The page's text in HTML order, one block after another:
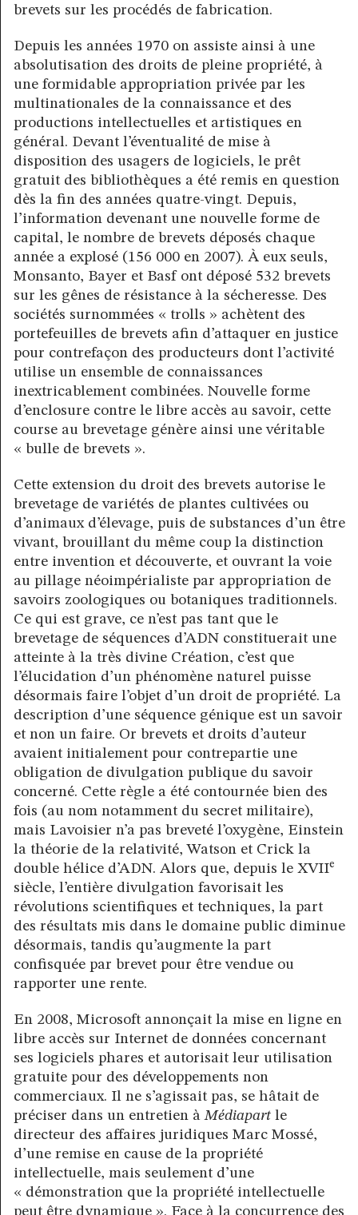
brevets sur les procédés de fabrication.
Depuis les années 1970 on assiste ainsi à une
absolutisation des droits de pleine propriété, à
une formidable appropriation privée par les
multinationales de la connaissance et des
productions intellectuelles et artistiques en
général. Devant l’éventualité de mise à
disposition des usagers de logiciels, le prêt
gratuit des bibliothèques a été remis en question
dès la fin des années quatre-vingt. Depuis,
l’information devenant une nouvelle forme de
capital, le nombre de brevets déposés chaque
année a explosé (156 000 en 2007). À eux seuls,
Monsanto, Bayer et Basf ont déposé 532 brevets
sur les gênes de résistance à la sécheresse. Des
sociétés surnommées « trolls » achètent des
portefeuilles de brevets afin d’attaquer en justice
pour contrefaçon des producteurs dont l’activité
utilise un ensemble de connaissances
inextricablement combinées. Nouvelle forme
d’enclosure contre le libre accès au savoir, cette
course au brevetage génère ainsi une véritable
« bulle de brevets ».
Cette extension du droit des brevets autorise le
brevetage de variétés de plantes cultivées ou
d’animaux d’élevage, puis de substances d’un être
vivant, brouillant du même coup la distinction
entre invention et découverte, et ouvrant la voie
au pillage néoimpérialiste par appropriation de
savoirs zoologiques ou botaniques traditionnels.
Ce qui est grave, ce n’est pas tant que le
brevetage de séquences d’ADN constituerait une
atteinte à la très divine Création, c’est que
l’élucidation d’un phénomène naturel puisse
désormais faire l’objet d’un droit de propriété. La
description d’une séquence génique est un savoir
et non un faire. Or brevets et droits d’auteur
avaient initialement pour contrepartie une
obligation de divulgation publique du savoir
concerné. Cette règle a été contournée bien des
fois (au nom notamment du secret militaire),
mais Lavoisier n’a pas breveté l’oxygène, Einstein
la théorie de la relativité, Watson et Crick la
double hélice d’ADN. Alors que, depuis le XVIIe
siècle, l’entière divulgation favorisait les
révolutions scientifiques et techniques, la part
des résultats mis dans le domaine public diminue
désormais, tandis qu’augmente la part
confisquée par brevet pour être vendue ou
rapporter une rente.
En 2008, Microsoft annonçait la mise en ligne en
libre accès sur Internet de données concernant
ses logiciels phares et autorisait leur utilisation
gratuite pour des développements non
commerciaux. Il ne s’agissait pas, se hâtait de
préciser dans un entretien àMédiapart le
directeur des affaires juridiques Marc Mossé,
d’une remise en cause de la propriété
intellectuelle, mais seulement d’une
« démonstration que la propriété intellectuelle
peut être dynamique ». Face à la concurrence des